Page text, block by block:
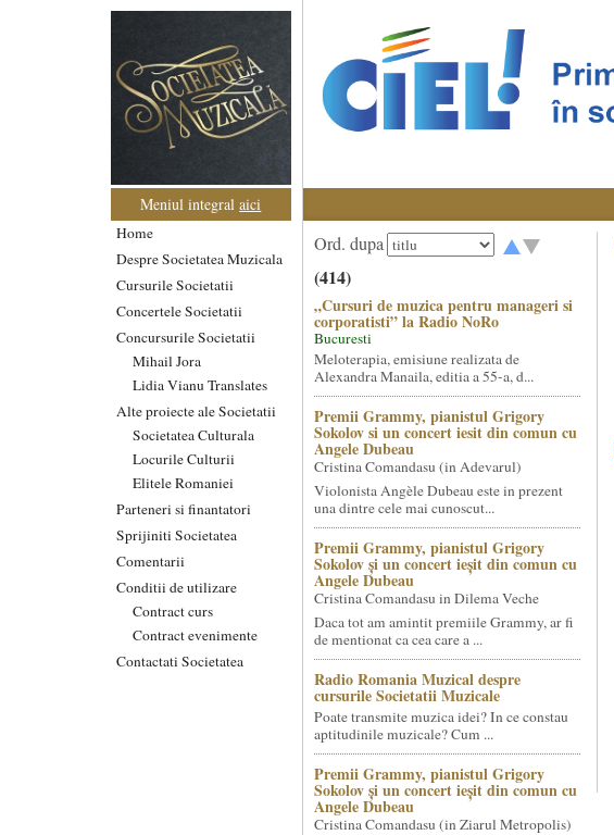
Meniul integralaici
Home
Despre Societatea Muzicala
Cursurile Societatii
Concertele Societatii
Concursurile Societatii
Mihail Jora
Lidia Vianu Translates
Alte proiecte ale Societatii
Societatea Culturala
Locurile Culturii
Elitele Romaniei
Parteneri si finantatori
Sprijiniti Societatea
Comentarii
Conditii de utilizare
Contract curs
Contract evenimente
Contactati Societatea
Ord. dupa
(414)
„Cursuri de muzica pentru manageri si
corporatisti” la Radio NoRo
Bucuresti
Meloterapia, emisiune realizata de
Alexandra Manaila, editia a 55-a, d...
Premii Grammy, pianistul Grigory
Sokolov si un concert iesit din comun cu
Angele Dubeau
Cristina Comandasu (in Adevarul)
Violonista Angèle Dubeau este in prezent
una dintre cele mai cunoscut...
Premii Grammy, pianistul Grigory
Sokolov și un concert ieșit din comun cu
Angele Dubeau
Cristina Comandasu in Dilema Veche
Daca tot am amintit premiile Grammy, ar fi
de mentionat ca cea care a ...
Radio Romania Muzical despre
cursurile Societatii Muzicale
Poate transmite muzica idei? In ce constau
aptitudinile muzicale? Cum ...
Premii Grammy, pianistul Grigory
Sokolov și un concert ieșit din comun cu
Angele Dubeau
Cristina Comandasu (in Ziarul Metropolis)